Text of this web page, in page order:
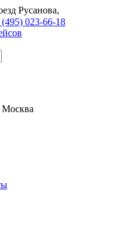
Русанова,
023-66-18
Москва